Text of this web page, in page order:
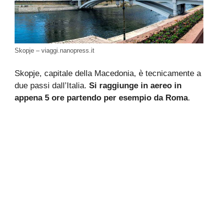
Skopje – viaggi.nanopress.it
Skopje, capitale della Macedonia, è tecnicamente a
due passi dall’Italia. Si raggiunge in aereo in
appena 5 ore partendo per esempio da Roma.